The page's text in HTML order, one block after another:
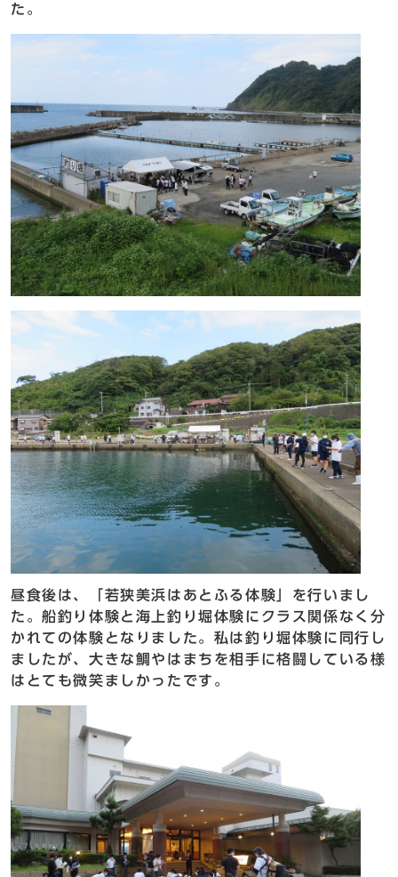
た。
昼食後は、「若狭美浜はあとふる体験」を行いまし
た。船釣り体験と海上釣り堀体験にクラス関係なく分
かれての体験となりました。私は釣り堀体験に同行し
ましたが、大きな鯛やはまちを相手に格闘している様
はとても微笑ましかったです。